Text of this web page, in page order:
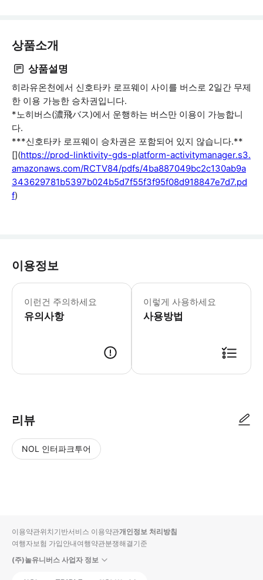
상품소개
상품설명
히라유온천에서 신호타카 로프웨이 사이를 버스로 2일간 무제
한 이용 가능한 승차권입니다.
*노히버스(濃飛バス)에서 운행하는 버스만 이용이 가능합니
다.
***신호타카 로프웨이 승차권은 포함되어 있지 않습니다.**
[](https://prod-linktivity-gds-platform-activitymanager.s3.
amazonaws.com/RCTV84/pdfs/4ba887049bc2c130ab9a
343629781b5397b024b5d7f55f3f95f08d918847e7d7.pd
f)
이용정보
이런건 주의하세요
유의사항
이렇게 사용하세요
사용방법
리뷰
NOL 인터파크투어
입니
다.
순
상
이용약관위치기반서비스 이용약관개인정보 처리방침
여행자보험 가입안내여행약관분쟁해결기준
(주)놀유니버스 사업자 정보